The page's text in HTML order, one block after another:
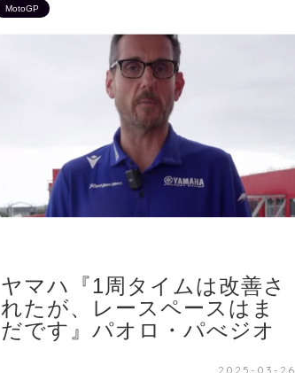
MotoGP
ヤマハ『1周タイムは改善さ
れたが、レースペースはま
だです』パオロ・パべジオ
2025-03-26